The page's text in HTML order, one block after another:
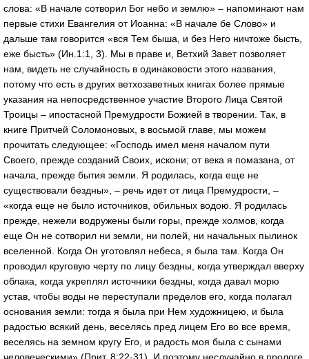
слова: «В начале сотворил Бог небо и землю» – напоминают нам
первые стихи Евангелия от Иоанна: «В начале бе Слово» и
дальше там говорится «вся Тем быша, и без Него ничтоже бысть,
еже бысть» (Ин.1:1, 3). Мы в праве и, Ветхий Завет позволяет
нам, видеть не случайность в одинаковости этого названия,
потому что есть в других ветхозаветных книгах более прямые
указания на непосредственное участие Второго Лица Святой
Троицы – ипостасной Премудрости Божией в творении. Так, в
книге Притчей Соломоновых, в восьмой главе, мы можем
прочитать следующее: «Господь имел меня началом пути
Своего, прежде созданий Своих, искони; от века я помазана, от
начала, прежде бытия земли. Я родилась, когда еще не
существовали бездны», – речь идет от лица Премудрости, –
«когда еще не было источников, обильных водою. Я родилась
прежде, нежели водружены были горы, прежде холмов, когда
еще Он не сотворил ни земли, ни полей, ни начальных пылинок
вселенной. Когда Он уготовлял небеса, я была там. Когда Он
проводил круговую черту по лицу бездны, когда утверждал вверху
облака, когда укреплял источники бездны, когда давал морю
устав, чтобы воды не переступали пределов его, когда полагал
основания земли: тогда я была при Нем художницею, и была
радостью всякий день, веселясь пред лицем Его во все время,
веселясь на земном кругу Его, и радость моя была с сынами